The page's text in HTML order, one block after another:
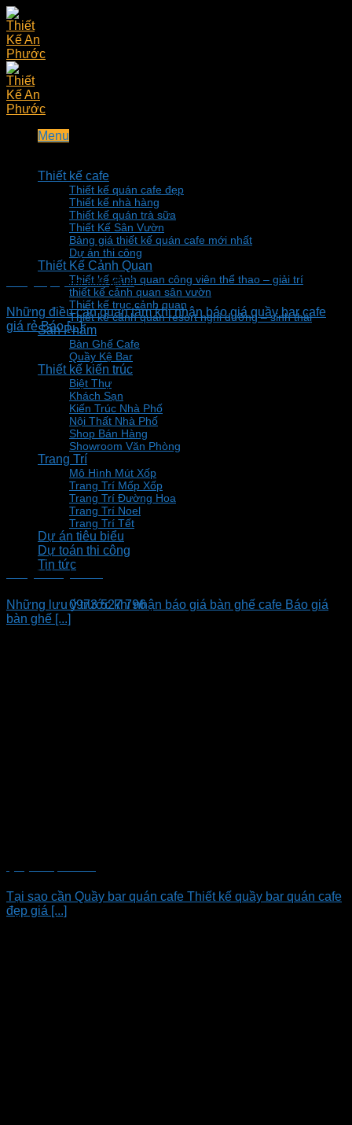
Skip
to
content
Menu
Thiết kế cafe
Thiết kế quán cafe đẹp
Thiết kế nhà hàng
Thiết kế quán trà sữa
Thiết Kế Sân Vườn
Bảng giá thiết kế quán cafe mới nhất
Dự án thi công
Thiết Kế Cảnh Quan
Thiết kế cảnh quan công viên thể thao – giải trí
thiết kế cảnh quan sân vườn
Thiết kế trục cảnh quan
Thiết kế cảnh quan resort nghỉ dưỡng – sinh thái
Sản Phẩm
Bàn Ghế Cafe
Quầy Kệ Bar
Thiết kế kiến trúc
Biệt Thự
Khách Sạn
Kiến Trúc Nhà Phố
Nội Thất Nhà Phố
Shop Bán Hàng
Showroom Văn Phòng
Trang Trí
Mô Hình Mút Xốp
Trang Trí Mốp Xốp
Trang Trí Đường Hoa
Trang Trí Noel
Trang Trí Tết
Dự án tiêu biểu
Dự toán thi công
Tin tức
0973 527 796
Báo giá quầy bar cafe giá rẻ
Những điều cần quan tâm khi nhận báo giá quầy bar cafe
giá rẻ Báo [...]
Báo giá bàn ghế cafe
Những lưu ý trước khi nhận báo giá bàn ghế cafe Báo giá
bàn ghế [...]
Tại sao cần Quầy bar quán cafe Thiết kế quầy bar quán cafe
đẹp giá [...]